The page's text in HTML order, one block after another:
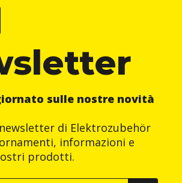
sulle nostre novità
di Elektrozubehör
informazioni e
prodotti.